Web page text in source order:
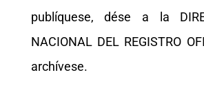
publíquese, dése a la
NACIONAL DEL REGISTRO
archívese.